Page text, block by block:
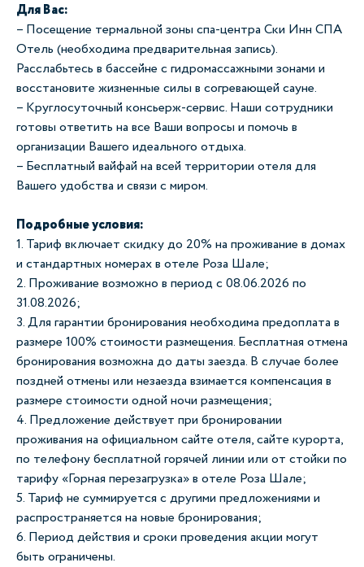
Для Вас:
– Посещение термальной зоны спа-центра Ски Инн СПА
Отель (необходима предварительная запись).
Расслабьтесь в бассейне с гидромассажными зонами и
восстановите жизненные силы в согревающей сауне.
– Круглосуточный консьерж-сервис. Наши сотрудники
готовы ответить на все Ваши вопросы и помочь в
организации Вашего идеального отдыха.
– Бесплатный вайфай на всей территории отеля для
Вашего удобства и связи с миром.
Подробные условия:
1. Тариф включает скидку до 20% на проживание в домах
и стандартных номерах в отеле Роза Шале;
2. Проживание возможно в период с 08.06.2026 по
31.08.2026;
3. Для гарантии бронирования необходима предоплата в
размере 100% стоимости размещения. Бесплатная отмена
бронирования возможна до даты заезда. В случае более
поздней отмены или незаезда взимается компенсация в
размере стоимости одной ночи размещения;
4. Предложение действует при бронировании
проживания на официальном сайте отеля, сайте курорта,
по телефону бесплатной горячей линии или от стойки по
тарифу «Горная перезагрузка» в отеле Роза Шале;
5. Тариф не суммируется с другими предложениями и
распространяется на новые бронирования;
6. Период действия и сроки проведения акции могут
быть ограничены.